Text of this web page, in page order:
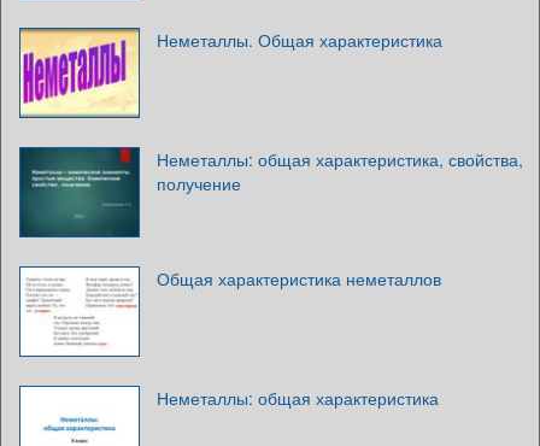
Неметаллы. Общая характеристика
Неметаллы: общая характеристика, свойства,
получение
Общая характеристика неметаллов
Неметаллы: общая характеристика